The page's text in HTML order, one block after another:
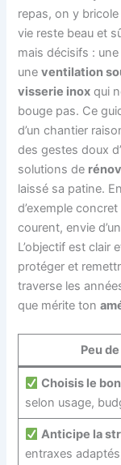
repas, on y
vie reste beau et
mais décisifs : une
uneventilation
visserie inox qui
bouge pas. Ce
d’un chantier
des gestes doux
solutions de
laissé sa patine.
d’exemple
courent, envie
L’objectif est clair
protéger et
traverse les
que mérite ton
Peu
Choisis le
selon usage,
Anticipe la
entraxes